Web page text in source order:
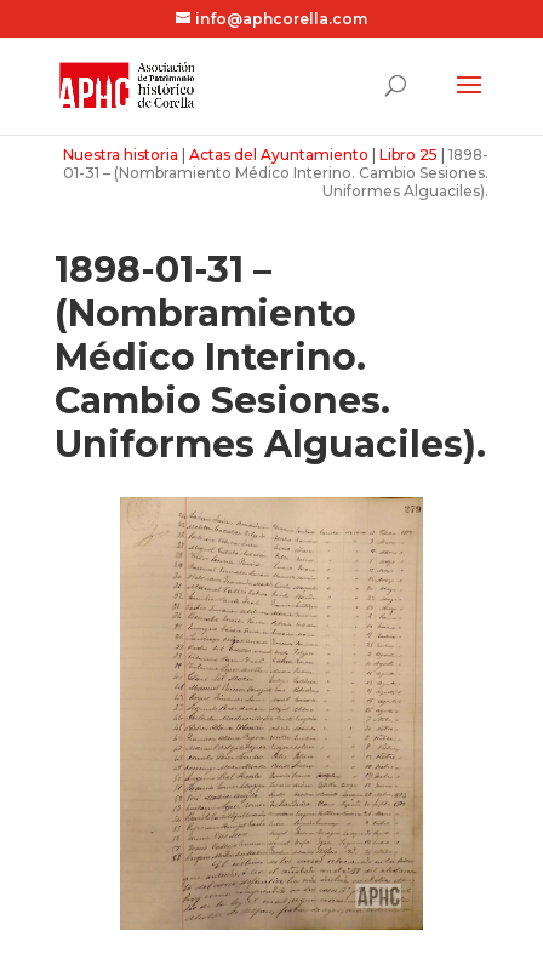
info@aphcorella.com
Nuestra historia |Actas del Ayuntamiento |Libro 25 |1898-
01-31 – (Nombramiento Médico Interino. Cambio Sesiones.
Uniformes Alguaciles).
1898-01-31 –
(Nombramiento
Médico Interino.
Cambio Sesiones.
Uniformes Alguaciles).